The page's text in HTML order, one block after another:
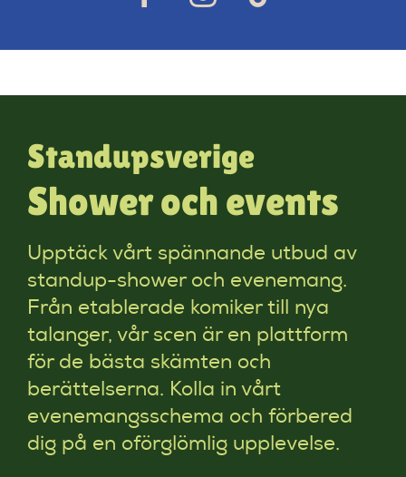
Standupsverige
Shower och events
Upptäck vårt spännande utbud av
standup-shower och evenemang.
Från etablerade komiker till nya
talanger, vår scen är en plattform
för de bästa skämten och
berättelserna. Kolla in vårt
evenemangsschema och förbered
dig på en oförglömlig upplevelse.